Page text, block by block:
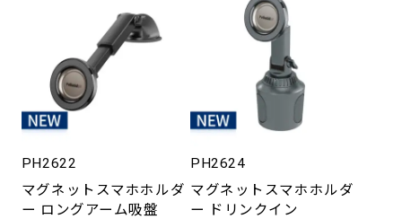
PH2622
マグネットスマホホルダ
ー ロングアーム吸盤
PH2624
マグネットスマホホルダ
ー ドリンクイン